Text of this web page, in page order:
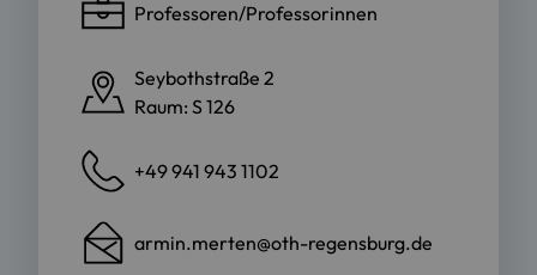
Professoren/Professorinnen
Seybothstraße 2
Raum: S 126
+49 941 943 1102
armin.merten@oth-regensburg.de